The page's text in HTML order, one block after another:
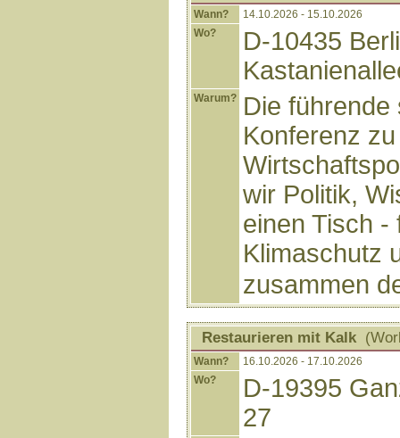
Wann?
14.10.2026 - 15.10.2026
Wo?
D-10435
Warum?
Die
Konferenz
wir Politik,
einen Tisch -
Klimaschutz
zusammen
Restaurieren mit Kalk
Wann?
16.10.2026 - 17.10.2026
Wo?
D-19395
27